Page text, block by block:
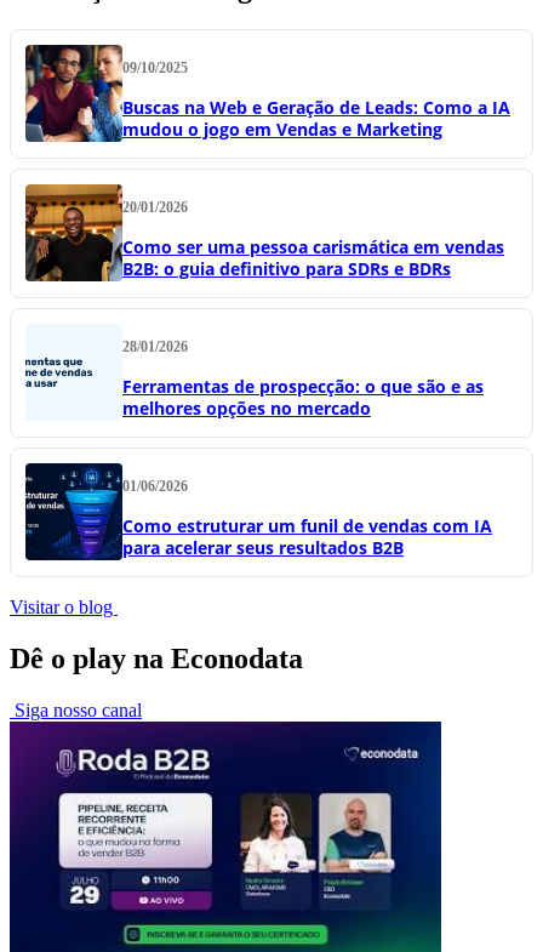
09/10/2025
Buscas na Web e Geração de Leads: Como a IA
mudou o jogo em Vendas e Marketing
20/01/2026
Como ser uma pessoa carismática em vendas
B2B: o guia definitivo para SDRs e BDRs
28/01/2026
Ferramentas de prospecção: o que são e as
melhores opções no mercado
01/06/2026
Como estruturar um funil de vendas com IA
para acelerar seus resultados B2B
Visitar o blog
Dê o play na Econodata
Siga nosso canal